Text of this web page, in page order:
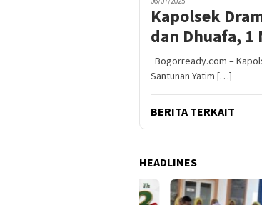
Kapolsek
dan Dhuafa, 1
Bogorready.com –
Santunan Yatim […]
BERITA TERKAIT
HEADLINES